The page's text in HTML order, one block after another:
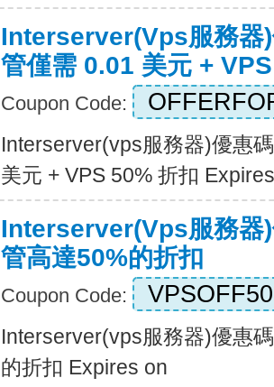
Interserver(vps服務器
管僅需 0.01 美元 +
Coupon Code:
Interserver(vps服務器)優惠
美元 + VPS 50% 折扣
Interserver(vps服務器
管高達50%的折扣
Coupon Code: VPSOFF50
Interserver(vps服務器)優惠
的折扣 Expires on